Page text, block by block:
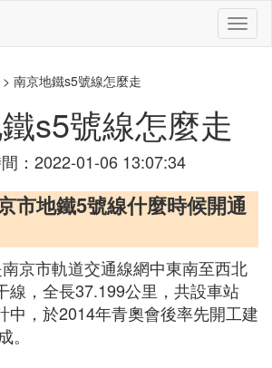
切
換
> 南京地鐵s5號線怎麼走
s5號線怎麼走
：2022-01-06 13:07:34
市地鐵5號線什麼時候開通
京市軌道交通線網中東南至西北
線，全長37.199公里，共設車站
中，於2014年青奧會後率先開工建